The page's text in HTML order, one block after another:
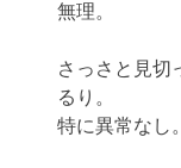
無理。
さっさと見切
るり。
特に異常なし。